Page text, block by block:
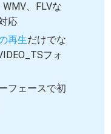
、FLVな
応
再生だけでな
フォ
フェースで初